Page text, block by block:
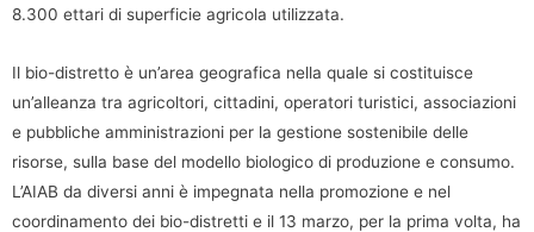
8.300 ettari di superficie agricola utilizzata.
Il bio-distretto è un’area geografica nella quale si costituisce
un’alleanza tra agricoltori, cittadini, operatori turistici, associazioni
e pubbliche amministrazioni per la gestione sostenibile delle
risorse, sulla base del modello biologico di produzione e consumo.
L’AIAB da diversi anni è impegnata nella promozione e nel
coordinamento dei bio-distretti e il 13 marzo, per la prima volta, ha